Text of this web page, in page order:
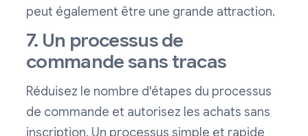
peut également être une grande attraction.
7. Un processus de
commande sans tracas
Réduisez le nombre d'étapes du processus
de commande et autorisez les achats sans
inscription. Un processus simple et rapide